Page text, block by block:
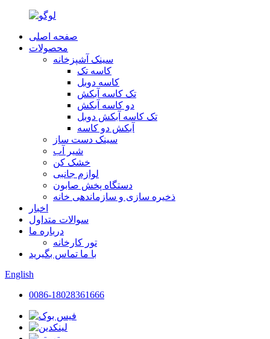
صفحه اصلی
محصولات
سینک آشپزخانه
کاسه تک
کاسه دوبل
تک کاسه آبکش
دو کاسه آبکش
تک کاسه آبکش دوبل
آبکش دو کاسه
سینک دست ساز
شير آب
خشک کن
لوازم جانبی
دستگاه پخش صابون
ذخیره سازی و سازماندهی خانه
اخبار
سوالات متداول
درباره ما
تور کارخانه
با ما تماس بگیرید
English
0086-18028361666